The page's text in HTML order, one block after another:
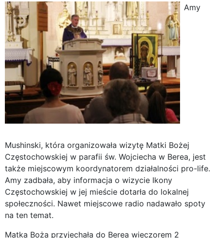
Amy
Mushinski, która organizowała wizytę Matki Bożej
Częstochowskiej w parafii św. Wojciecha w Berea, jest
także miejscowym koordynatorem działalności pro-life.
Amy zadbała, aby informacja o wizycie Ikony
Częstochowskiej w jej mieście dotarła do lokalnej
społeczności. Nawet miejscowe radio nadawało spoty
na ten temat.
Matka Boża przyjechała do Berea wieczorem 2